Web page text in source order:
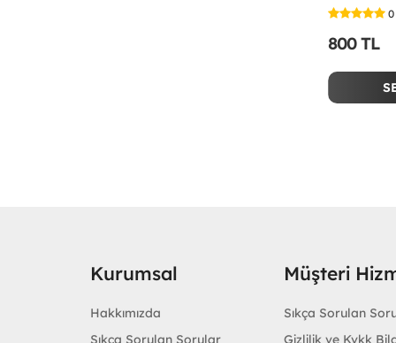
0
800 TL
Kurumsal
Hakkımızda
Sıkça Sorulan Sorular
Müşteri
Sıkça Sorulan
Gizlilik ve Kvkk